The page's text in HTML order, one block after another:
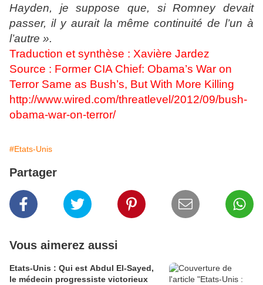
Hayden, je suppose que, si Romney devait
passer, il y aurait la même continuité de l’un à
l’autre ».
Traduction et synthèse : Xavière Jardez
Source : Former CIA Chief: Obama’s War on
Terror Same as Bush’s, But With More Killing
http://www.wired.com/threatlevel/2012/09/bush-
obama-war-on-terror/
#Etats-Unis
Partager
Vous aimerez aussi
Etats-Unis : Qui est Abdul El-Sayed,
le médecin progressiste victorieux